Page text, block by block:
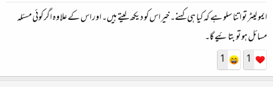
د
ایمو لیٹر تو اتنا سلو ہے کہ کیا ہی کہنے۔ خیر اس کو دیکھ لیتے ہیں۔ اور اس کے علاوہ اگر کوئی مسئلہ
مسائل ہو تو بتائیے گا۔
1
1